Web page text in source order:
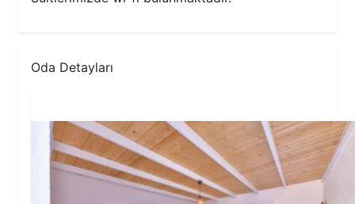
Oda Detayları